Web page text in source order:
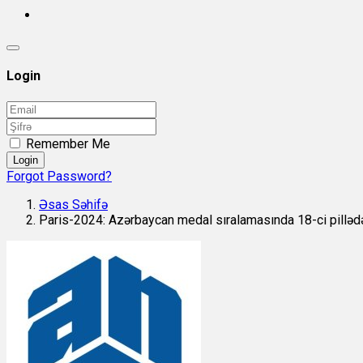
Login
Remember Me
Login
Forgot Password?
Əsas Səhifə
Paris-2024: Azərbaycan medal sıralamasında 18-ci